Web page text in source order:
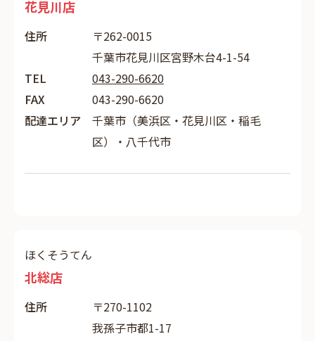
花見川店
住所
〒262-0015
千葉市花見川区宮野木台4-1-54
TEL
043-290-6620
FAX
043-290-6620
配達エリア
千葉市（美浜区・花見川区・稲毛
区）・八千代市
ほくそうてん
北総店
住所
〒270-1102
我孫子市都1-17